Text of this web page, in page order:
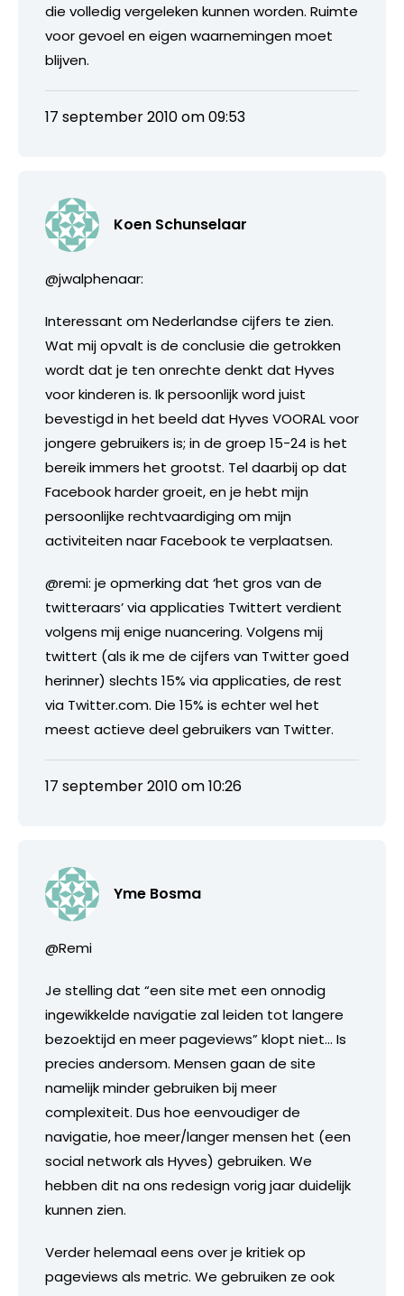
die volledig vergeleken kunnen worden. Ruimte
voor gevoel en eigen waarnemingen moet
blijven.
17 september 2010 om 09:53
Koen Schunselaar
@jwalphenaar:
Interessant om Nederlandse cijfers te zien.
Wat mij opvalt is de conclusie die getrokken
wordt dat je ten onrechte denkt dat Hyves
voor kinderen is. Ik persoonlijk word juist
bevestigd in het beeld dat Hyves VOORAL voor
jongere gebruikers is; in de groep 15-24 is het
bereik immers het grootst. Tel daarbij op dat
Facebook harder groeit, en je hebt mijn
persoonlijke rechtvaardiging om mijn
activiteiten naar Facebook te verplaatsen.
@remi: je opmerking dat ‘het gros van de
twitteraars’ via applicaties Twittert verdient
volgens mij enige nuancering. Volgens mij
twittert (als ik me de cijfers van Twitter goed
herinner) slechts 15% via applicaties, de rest
via Twitter.com. Die 15% is echter wel het
meest actieve deel gebruikers van Twitter.
17 september 2010 om 10:26
Yme Bosma
@Remi
Je stelling dat “een site met een onnodig
ingewikkelde navigatie zal leiden tot langere
bezoektijd en meer pageviews” klopt niet… Is
precies andersom. Mensen gaan de site
namelijk minder gebruiken bij meer
complexiteit. Dus hoe eenvoudiger de
navigatie, hoe meer/langer mensen het (een
social network als Hyves) gebruiken. We
hebben dit na ons redesign vorig jaar duidelijk
kunnen zien.
Verder helemaal eens over je kritiek op
pageviews als metric. We gebruiken ze ook